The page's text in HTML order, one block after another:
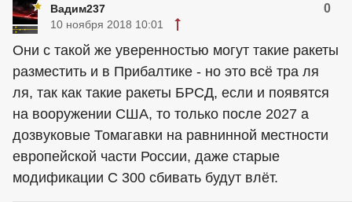
Вадим237 0
10 ноября 2018 10:01
Они с такой же уверенностью могут такие ракеты
разместить и в Прибалтике - но это всё тра ля
ля, так как такие ракеты БРСД, если и появятся
на вооружении США, то только после 2027 а
дозвуковые Томагавки на равнинной местности
европейской части России, даже старые
модификации С 300 сбивать будут влёт.